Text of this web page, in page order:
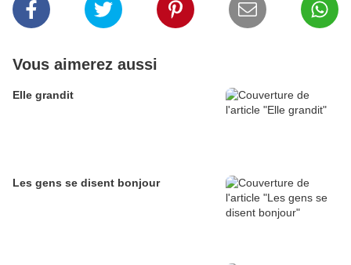
Vous aimerez aussi
Elle grandit
Les gens se disent bonjour